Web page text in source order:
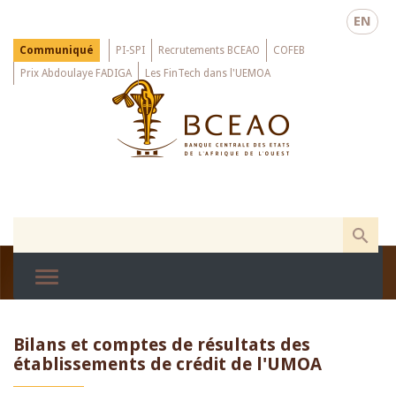
main
EN
Menu
Top
Communiqué PI-SPI Recrutements BCEAO
COFEB
Prix Abdoulaye FADIGA
Les FinTech dans l'UEMOA
Bilans et comptes de résultats des
établissements de crédit de l'UMOA